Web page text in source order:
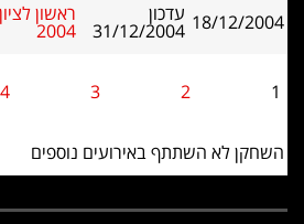
18/12/2004 עדכון
31/12/2004
ראשון
2004
1
2
3
4
השחקן לא השתתף באירועים נוספים